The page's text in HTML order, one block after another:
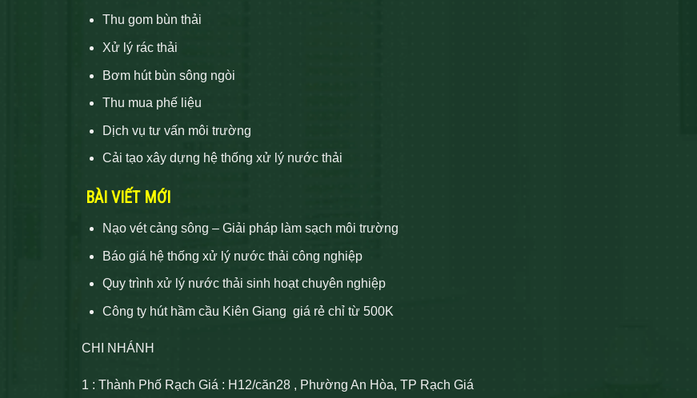
Thu gom bùn thải
Xử lý rác thải
Bơm hút bùn sông ngòi
Thu mua phế liệu
Dịch vụ tư vấn môi trường
Cải tạo xây dựng hệ thống xử lý nước thải
BÀI VIẾT MỚI
Nạo vét cảng sông – Giải pháp làm sạch môi trường
Báo giá hệ thống xử lý nước thải công nghiệp
Quy trình xử lý nước thải sinh hoạt chuyên nghiệp
Công ty hút hầm cầu Kiên Giang giá rẻ chỉ từ 500K
CHI NHÁNH
1 : Thành Phố Rạch Giá : H12/căn28 , Phường An Hòa, TP Rạch Giá